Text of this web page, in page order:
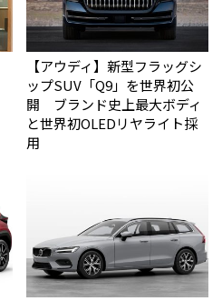
【アウディ】新型フラッグシ
ップSUV「Q9」を世界初公
開 ブランド史上最大ボディ
と世界初OLEDリヤライト採
用